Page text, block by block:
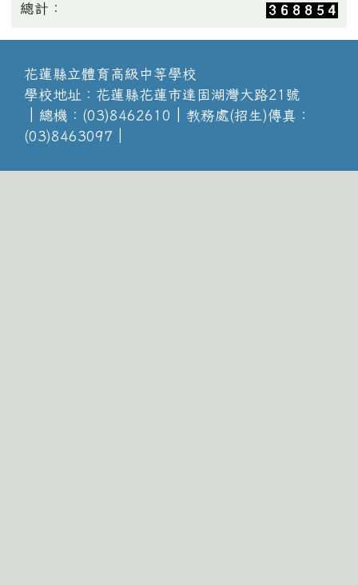
總計：
花蓮縣立體育高級中等學校
學校地址：花蓮縣花蓮市達固湖灣大路21號
│總機：(03)8462610│教務處(招生)傳真：
(03)8463097│